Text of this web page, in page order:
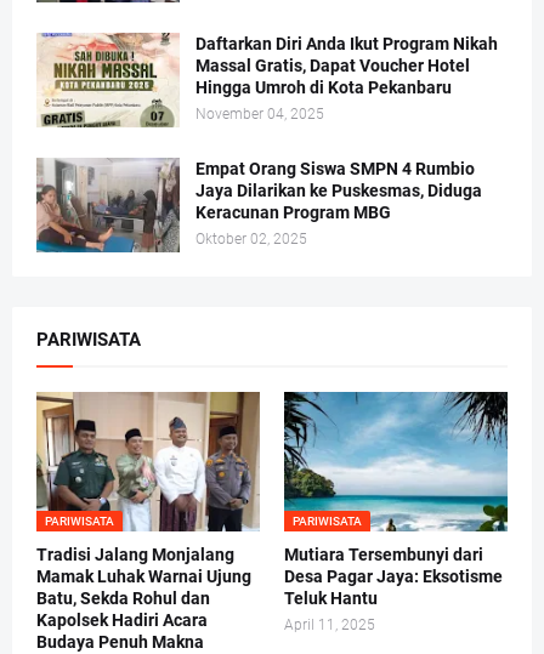
Daftarkan Diri Anda Ikut Program Nikah
Massal Gratis, Dapat Voucher Hotel
Hingga Umroh di Kota Pekanbaru
November 04, 2025
Empat Orang Siswa SMPN 4 Rumbio
Jaya Dilarikan ke Puskesmas, Diduga
Keracunan Program MBG
Oktober 02, 2025
PARIWISATA
PARIWISATA
Tradisi Jalang Monjalang
Mamak Luhak Warnai Ujung
Batu, Sekda Rohul dan
Kapolsek Hadiri Acara
Budaya Penuh Makna
PARIWISATA
Mutiara Tersembunyi dari
Desa Pagar Jaya: Eksotisme
Teluk Hantu
April 11, 2025